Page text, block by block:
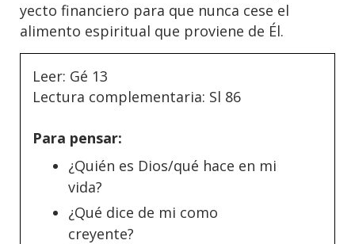
yecto financiero para que nunca cese el
alimento espiritual que proviene de Él.
Leer: Gé 13
Lectura complementaria: Sl 86
Para pensar:
¿Quién es Dios/qué hace en mi
vida?
¿Qué dice de mi como
creyente?